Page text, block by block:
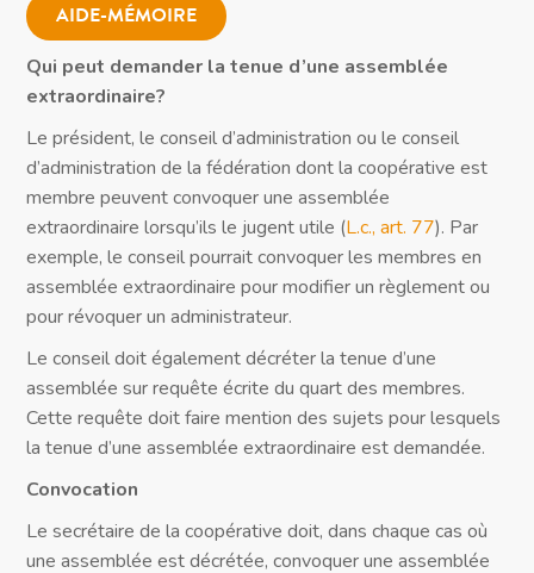
AIDE-MÉMOIRE
Qui peut demander la tenue d’une assemblée
extraordinaire?
Le président, le conseil d’administration ou le conseil
d’administration de la fédération dont la coopérative est
membre peuvent convoquer une assemblée
extraordinaire lorsqu’ils le jugent utile (L.c., art. 77). Par
exemple, le conseil pourrait convoquer les membres en
assemblée extraordinaire pour modifier un règlement ou
pour révoquer un administrateur.
Le conseil doit également décréter la tenue d’une
assemblée sur requête écrite du quart des membres.
Cette requête doit faire mention des sujets pour lesquels
la tenue d’une assemblée extraordinaire est demandée.
Convocation
Le secrétaire de la coopérative doit, dans chaque cas où
une assemblée est décrétée, convoquer une assemblée